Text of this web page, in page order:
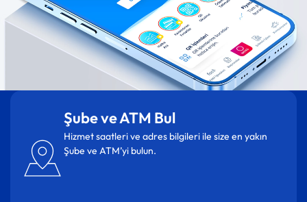
Şube ve ATM Bul
Hizmet saatleri ve adres bilgileri ile size en yakın
Şube ve ATM’yi bulun.